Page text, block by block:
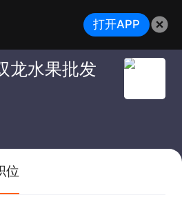
龙水果批发
位
打开APP